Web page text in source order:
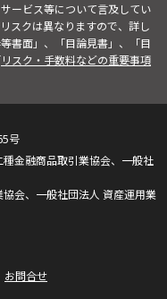
ービス等について言及してい
スクは異なりますので、詳し
書面」、「目論見書」、「目
リスク・手数料などの重要事項
号
金融商品取引業協会、一般社
会、一般社団法人 資産運用業
お問合せ